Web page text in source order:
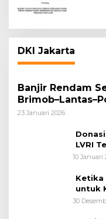
DKI Jakarta
Banjir Rendam
Polri Siagakan
23 Januari 2026
LVRI
10 Januari
Ketika
untuk
30